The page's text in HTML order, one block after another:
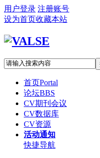
用户登录 注册账号
设为首页收藏本站
首页Portal
论坛BBS
CV期刊会议
CV数据库
CV资源
活动通知
快捷导航